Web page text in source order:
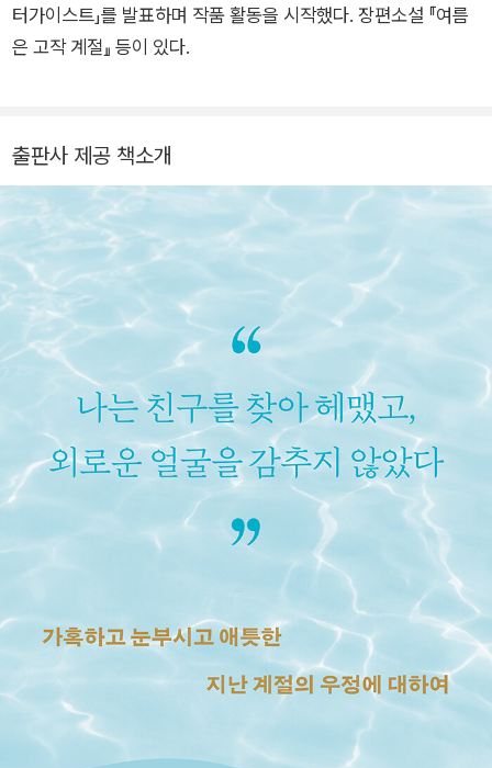
터가이스트」를 발표하며 작품 활동을 시작했다. 장편소설 『여름
은 고작 계절』 등이 있다.
출판사 제공 책소개